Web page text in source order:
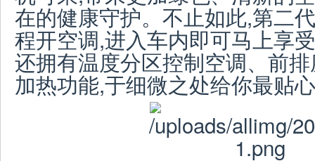
在的健康守护。不止如此,第二
程开空调,进入车内即可马上享
还拥有温度分区控制空调、前
加热功能,于细微之处给你最贴